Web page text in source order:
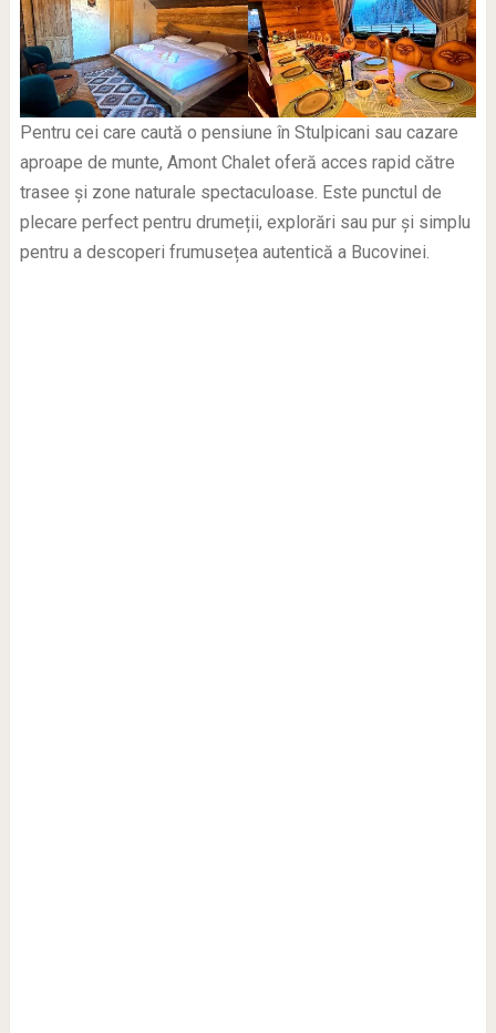
Pentru cei care caută o pensiune în Stulpicani sau cazare
aproape de munte, Amont Chalet oferă acces rapid către
trasee și zone naturale spectaculoase. Este punctul de
plecare perfect pentru drumeții, explorări sau pur și simplu
pentru a descoperi frumusețea autentică a Bucovinei.